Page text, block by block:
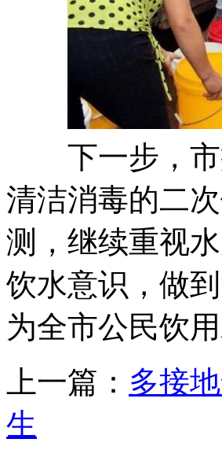
下一步，
清洁消毒的二
测，继续重
饮水意识，做
为全市公民饮用
上一篇： 多接
生